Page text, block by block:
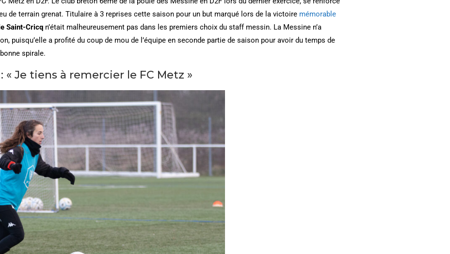
de terrain grenat. Titulaire à 3 reprises cette saison pour un but marqué lors de la victoire mémorable
Saint-Cricq n’était malheureusement pas dans les premiers choix du staff messin. La Messine n’a
puisqu’elle a profité du coup de mou de l’équipe en seconde partie de saison pour avoir du temps de
spirale.
« Je tiens à remercier le FC Metz »